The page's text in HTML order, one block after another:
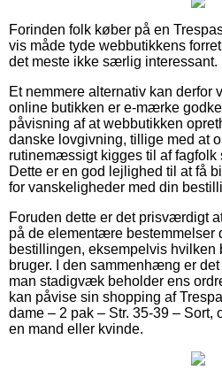
Forinden folk køber på en
vis måde tyde webbutikkens
det meste ikke særlig interessant.
Et nemmere alternativ kan
online butikken er e-mærke
påvisning af at webbutikken
danske lovgivning, tillige med at
rutinemæssigt kigges til af fagfolk
Dette er en god lejlighed til at få
for vanskeligheder med din
Foruden dette er det prisværdigt
på de elementære bestemmelser
bestillingen, eksempelvis hvilken
bruger. I den sammenhæng er
man stadigvæk beholder ens
kan påvise sin shopping af
dame – 2 pak – Str. 35-39 – Sort,
en mand eller kvinde.